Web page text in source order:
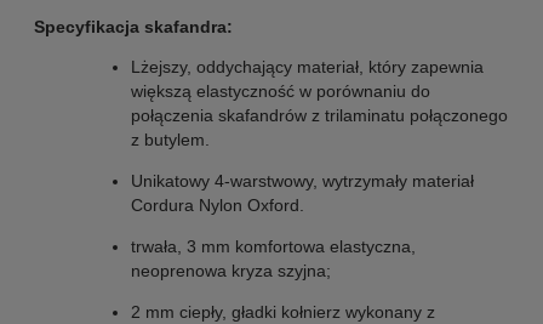
Specyfikacja skafandra:
Lżejszy, oddychający materiał, który zapewnia
większą elastyczność w porównaniu do
połączenia skafandrów z trilaminatu połączonego
z butylem.
Unikatowy 4-warstwowy, wytrzymały materiał
Cordura Nylon Oxford.
trwała, 3 mm komfortowa elastyczna,
neoprenowa kryza szyjna;
2 mm ciepły, gładki kołnierz wykonany z